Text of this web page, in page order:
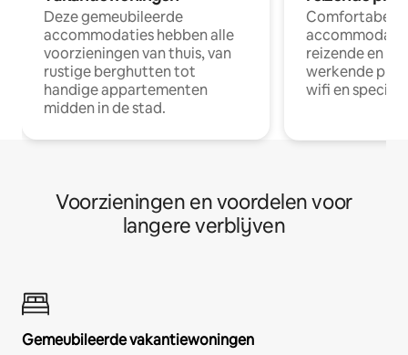
Deze gemeubileerde
accommodaties hebben alle
voorzieningen van thuis, van
rustige berghutten tot
handige appartementen
midden in de stad.
Comfortabele
reizende en
werkende
wifi en
Voorzieningen en voordelen voor
langere verblijven
Gemeubileerde vakantiewoningen